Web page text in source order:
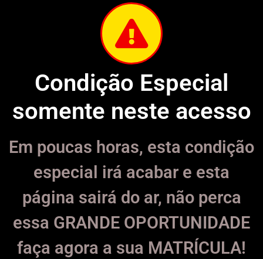
Condição Especial
somente neste acesso
Em poucas horas, esta condição
especial irá acabar e esta
página sairá do ar, não perca
essa GRANDE OPORTUNIDADE
faça agora a sua MATRÍCULA!